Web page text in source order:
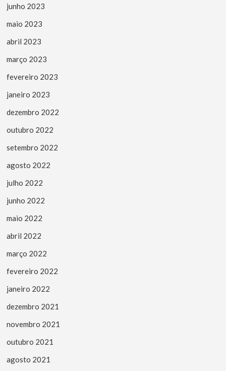
junho 2023
maio 2023
abril 2023
março 2023
fevereiro 2023
janeiro 2023
dezembro 2022
outubro 2022
setembro 2022
agosto 2022
julho 2022
junho 2022
maio 2022
abril 2022
março 2022
fevereiro 2022
janeiro 2022
dezembro 2021
novembro 2021
outubro 2021
agosto 2021